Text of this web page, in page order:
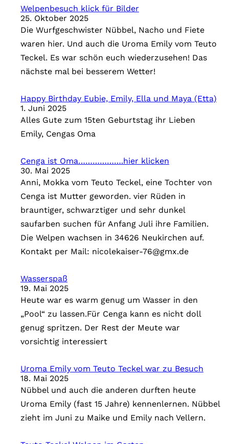
Welpenbesuch klick für Bilder
25. Oktober 2025
Die Wurfgeschwister Nübbel, Nacho und Fiete
waren hier. Und auch die Uroma Emily vom Teuto
Teckel. Es war schön euch wiederzusehen! Das
nächste mal bei besserem Wetter!
Happy Birthday Eubie, Emily, Ella und Maya (Etta)
1. Juni 2025
Alles Gute zum 15ten Geburtstag ihr Lieben
Emily, Cengas Oma
Cenga ist Oma……………….hier klicken
30. Mai 2025
Anni, Mokka vom Teuto Teckel, eine Tochter von
Cenga ist Mutter geworden. vier Rüden in
brauntiger, schwarztiger und sehr dunkel
saufarben suchen für Anfang Juli ihre Familien.
Die Welpen wachsen in 34626 Neukirchen auf.
Kontakt per Mail: nicolekaiser-76@gmx.de
Wasserspaß
19. Mai 2025
Heute war es warm genug um Wasser in den
„Pool“ zu lassen.Für Cenga kann es nicht doll
genug spritzen. Der Rest der Meute war
vorsichtig interessiert
Uroma Emily vom Teuto Teckel war zu Besuch
18. Mai 2025
Nübbel und auch die anderen durften heute
Uroma Emily (fast 15 Jahre) kennenlernen. Nübbel
zieht im Juni zu Maike und Emily nach Vellern.